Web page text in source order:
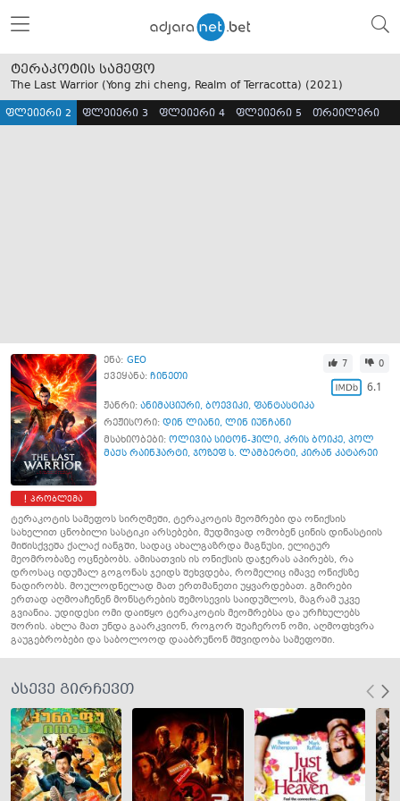
ტერაკოტის სამეფო
The Last Warrior (Yong zhi cheng, Realm of Terracotta) (2021)
ფლეიერი 2 ფლეიერი 3 ფლეიერი 4 ფლეიერი 5 თრეილერი
პრობლემა
ენა: GEO
ქვეყანა: ჩინეთი
7 0
6.1
ჟანრი: ანიმაციური, ბოევიკი, ფანტასტიკა
რეჟისორი: დინ ლიანი, ლინ იუნჩანი
მსახიობები: ოლივია სიტონ-ჰილი, კრის ბოიკე, პოლ
მაქს რაინჰარტი, ჯოზეფ ს. ლამბერტი, კირან კატარეი
ტერაკოტის სამეფოს სირღმეში, ტერაკოტის მეომრები და ონიქსის
სახელით ცნობილი სასტიკი არსებები, მუდმივად ომობენ ცინის დინასტიის
მიწისქვეშა ქალაქ იანგში, სადაც ახალგაზრდა მაგნუსი, ელიტურ
მეომრობაზე ოცნებობს. ამისათვის ის ონიქსის დაჭერას აპირებს, რა
დროსაც იდუმალ გოგონას ჯეიდს შეხვდება, რომელიც იმავე ონიქსზე
ნადირობს. მოულოდნელად მათ ერთმანეთი უყვარდებათ. გმირები
ერთად აღმოაჩენენ მონსტრების შემოსევის საიდუმლოს, მაგრამ უკვე
გვიანია. უდიდესი ომი დაიწყო ტერაკოტის მეომრებსა და ურჩხულებს
შორის. ახლა მათ უნდა გაარკვიონ, როგორ შეაჩერონ ომი, აღმოფხვრა
გაუგებრობები და საბოლოოდ დააბრუნონ მშვიდობა სამეფოში.
ასევე გირჩევთ